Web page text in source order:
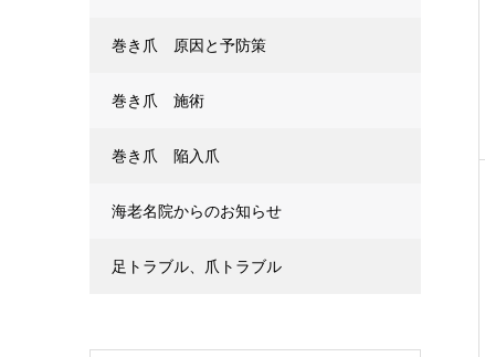
巻き爪 原因と予防策
巻き爪 施術
巻き爪 陥入爪
海老名院からのお知らせ
足トラブル、爪トラブル